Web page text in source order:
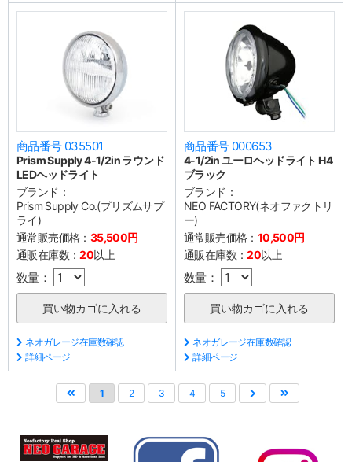
商品番号 035501
Prism Supply 4-1/2in ラウンド
LEDヘッドライト
ブランド：
Prism Supply Co.(プリズムサプ
ライ)
通常販売価格： 35,500円
通販在庫数：20以上
数量：
ネオガレージ在庫数確認
詳細ページ
商品番号 000653
4-1/2in ユーロヘッドライト H4
ブラック
ブランド：
NEO FACTORY(ネオファクトリ
ー)
通常販売価格： 10,500円
通販在庫数：20以上
数量：
ネオガレージ在庫数確認
詳細ページ
1 2 3 4 5